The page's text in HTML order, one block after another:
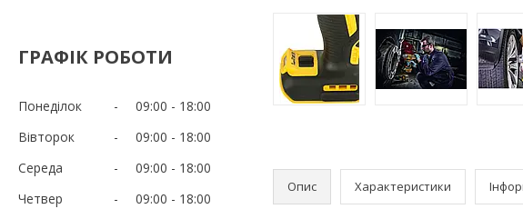
ГРАФІК РОБОТИ
Понеділок 09:00
18:00
Вівторок
09:00
18:00
Середа
09:00
18:00
Четвер
09:00
18:00
Опис Характеристики